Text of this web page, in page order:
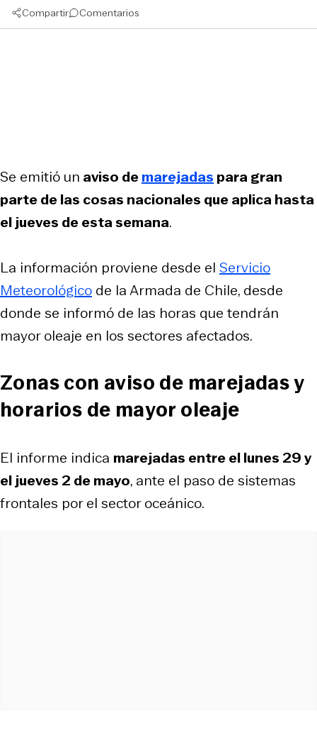
Compartir Comentarios
Se emitió un aviso demarejadas para gran
parte de las cosas nacionales que aplica hasta
el jueves de esta semana.
La información proviene desde el Servicio
Meteorológico de la Armada de Chile, desde
donde se informó de las horas que tendrán
mayor oleaje en los sectores afectados.
Zonas con aviso de marejadas y
horarios de mayor oleaje
El informe indica marejadas entre el lunes 29 y
el jueves 2 de mayo, ante el paso de sistemas
frontales por el sector oceánico.